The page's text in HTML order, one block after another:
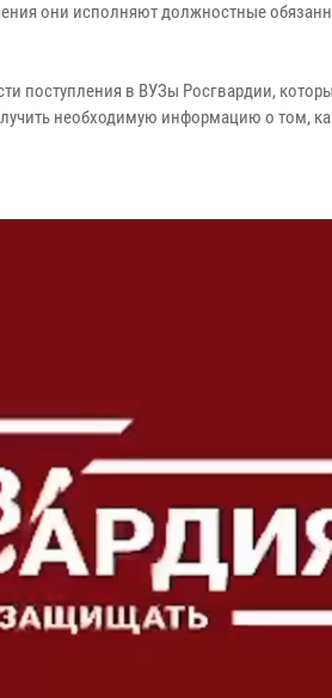
они исполняют должностные
поступления в ВУЗы Росгвардии,
необходимую информацию о том,